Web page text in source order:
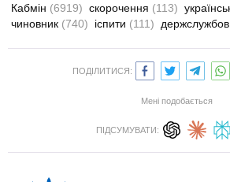
Кабмін (6919) скорочення (113)
чиновник (740) іспити (111)
ПОДІЛИТИСЯ:
Мені подобається
ПІДСУМУВАТИ: